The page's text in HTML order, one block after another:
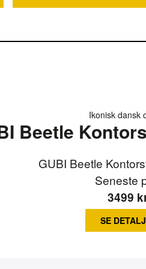
Ikonisk dansk
Beetle
Seneste
3499
SE